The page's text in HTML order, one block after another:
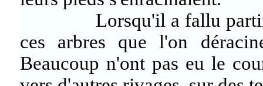
Lorsqu'il a fallu partir,
ces arbres que l'on
Beaucoup n'ont pas eu le